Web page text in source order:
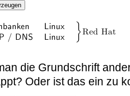
die Grundschrift
Oder ist das ein zu